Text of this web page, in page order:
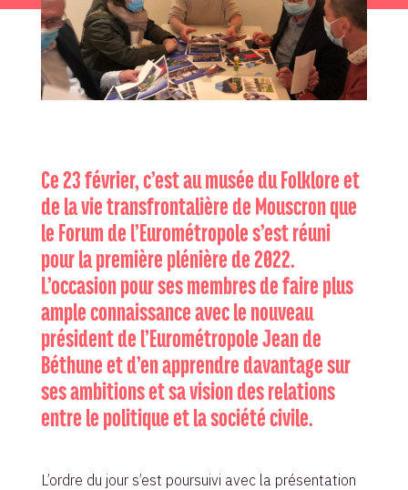
Ce 23 février, c’est au musée du Folklore et
de la vie transfrontalière de Mouscron que
le Forum de l’Eurométropole s’est réuni
pour la première plénière de 2022.
L’occasion pour ses membres de faire plus
ample connaissance avec le nouveau
président de l’Eurométropole Jean de
Béthune et d’en apprendre davantage sur
ses ambitions et sa vision des relations
entre le politique et la société civile.
L’ordre du jour s’est poursuivi avec la présentation